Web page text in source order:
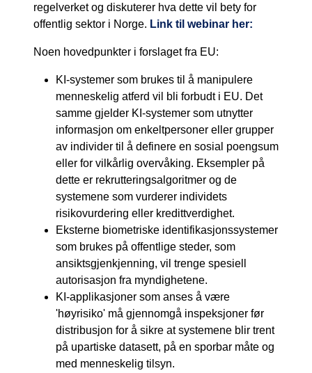
regelverket og diskuterer hva dette vil bety for
offentlig sektor i Norge. Link til webinar her:
Noen hovedpunkter i forslaget fra EU:
KI-systemer som brukes til å manipulere
menneskelig atferd vil bli forbudt i EU. Det
samme gjelder KI-systemer som utnytter
informasjon om enkeltpersoner eller grupper
av individer til å definere en sosial poengsum
eller for vilkårlig overvåking. Eksempler på
dette er rekrutteringsalgoritmer og de
systemene som vurderer individets
risikovurdering eller kredittverdighet.
Eksterne biometriske identifikasjonssystemer
som brukes på offentlige steder, som
ansiktsgjenkjenning, vil trenge spesiell
autorisasjon fra myndighetene.
KI-applikasjoner som anses å være
'høyrisiko' må gjennomgå inspeksjoner før
distribusjon for å sikre at systemene blir trent
på upartiske datasett, på en sporbar måte og
med menneskelig tilsyn.